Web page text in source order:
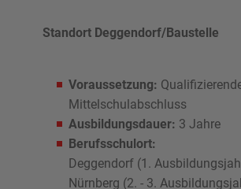
Standort Deggendorf/Baustelle
Voraussetzung:
Mittelschulabschluss
Ausbildungsdauer: 3 Jahre
Berufsschulort:
Deggendorf (1.
Nürnberg (2. - 3.